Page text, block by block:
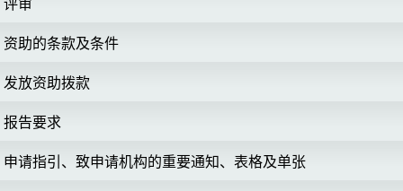
评审
资助的条款及条件
发放资助拨款
报告要求
申请指引、致申请机构的重要通知、表格及单张